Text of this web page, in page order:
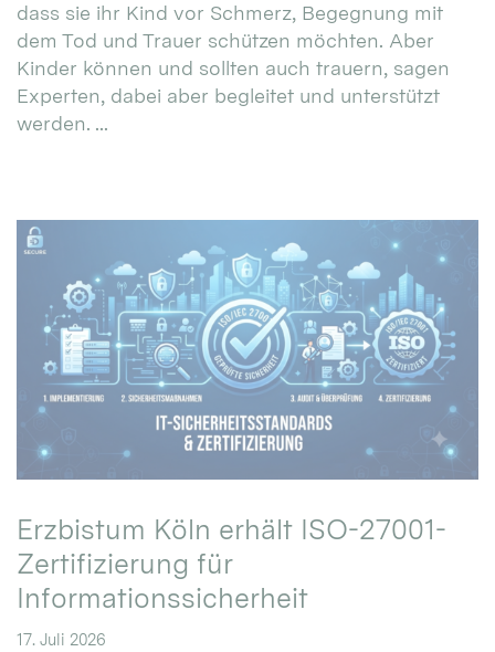
dass sie ihr Kind vor Schmerz, Begegnung mit
dem Tod und Trauer schützen möchten. Aber
Kinder können und sollten auch trauern, sagen
Experten, dabei aber begleitet und unterstützt
werden. ...
Erzbistum Köln erhält ISO-27001-
Zertifizierung für
Informationssicherheit
17. Juli 2026